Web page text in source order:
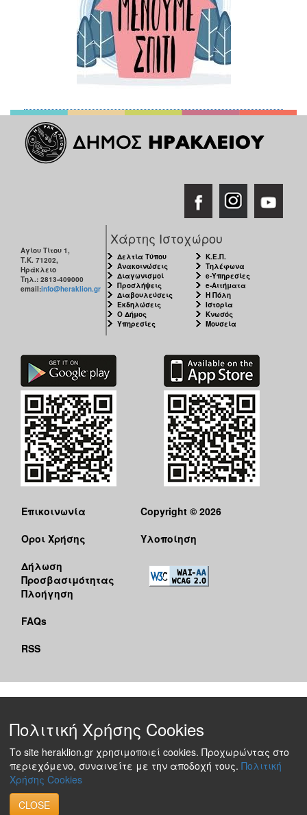
Αγίου Τίτου 1,
Τ.Κ. 71202,
Ηράκλειο
Τηλ.: 2813-409000
email:info@heraklion.gr
Χάρτης Ιστοχώρου
Δελτία Τύπου
Ανακοινώσεις
Διαγωνισμοί
Προσλήψεις
Διαβουλεύσεις
Εκδηλώσεις
Ο Δήμος
Υπηρεσίες
Κ.Ε.Π.
Τηλέφωνα
e-Υπηρεσίες
e-Αιτήματα
Η Πόλη
Ιστορία
Κνωσός
Μουσεία
Επικοινωνία
Όροι Χρήσης
Δήλωση
Προσβασιμότητας
Πλοήγηση
FAQs
RSS
Copyright © 2026
Υλοποίηση
Πολιτική Χρήσης Cookies
Το site heraklion.gr χρησιμοποιεί cookies. Προχωρώντας στο
περιεχόμενο, συναινείτε με την αποδοχή τους. Πολιτική
Χρήσης Cookies
CLOSE